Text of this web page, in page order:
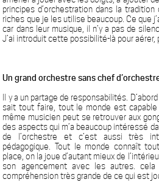
principes d’orchestration dans la
riches que je les utilise beaucoup. Ce que
car dans leur musique, il n’y a pas de
J’ai introduit cette possibilité-là pour aérer,
Un grand orchestre sans chef
Il y a un partage de responsabilités.
sait tout faire, tout le monde est capable
même musicien peut se retrouver aux
des aspects qui m’a beaucoup intéressé
de l’orchestre et c’est aussi très
pédagogique. Tout le monde connaît
place, on la joue d’autant mieux de
son agencement avec les autres.
compréhension très grande de ce qui est